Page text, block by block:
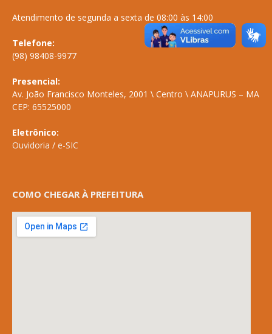
Atendimento de segunda a sexta de 08:00 às 14:00
Telefone:
(98) 98408-9977
Presencial:
Av. João Francisco Monteles, 2001 \ Centro \ ANAPURUS – MA
CEP: 65525000
Eletrônico:
Ouvidoria / e-SIC
COMO CHEGAR À PREFEITURA